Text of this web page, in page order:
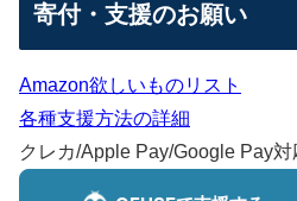
寄付・支援のお願い
Amazon欲しいものリスト
各種支援方法の詳細
クレカ/Apple Pay/Google Pay対